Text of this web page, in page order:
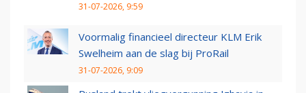
31-07-2026, 9:59
Voormalig financieel directeur KLM Erik
Swelheim aan de slag bij ProRail
31-07-2026, 9:09